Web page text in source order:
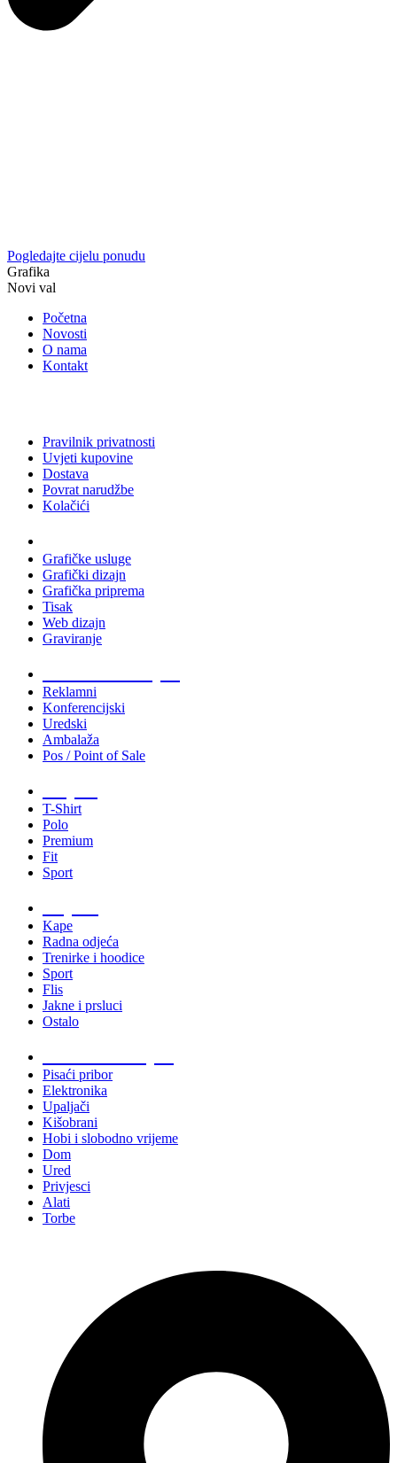
Pogledajte cijelu ponudu
Grafika
Novi val
Početna
Novosti
O nama
Kontakt
Pravilnik privatnosti
Uvjeti kupovine
Dostava
Povrat narudžbe
Kolačići
Grafičke usluge
Grafički dizajn
Grafička priprema
Tisak
Web dizajn
Graviranje
Reklamni
Konferencijski
Uredski
Ambalaža
Pos / Point of Sale
T-Shirt
Polo
Premium
Fit
Sport
Kape
Radna odjeća
Trenirke i hoodice
Sport
Flis
Jakne i prsluci
Ostalo
Pisaći pribor
Elektronika
Upaljači
Kišobrani
Hobi i slobodno vrijeme
Dom
Ured
Privjesci
Alati
Torbe